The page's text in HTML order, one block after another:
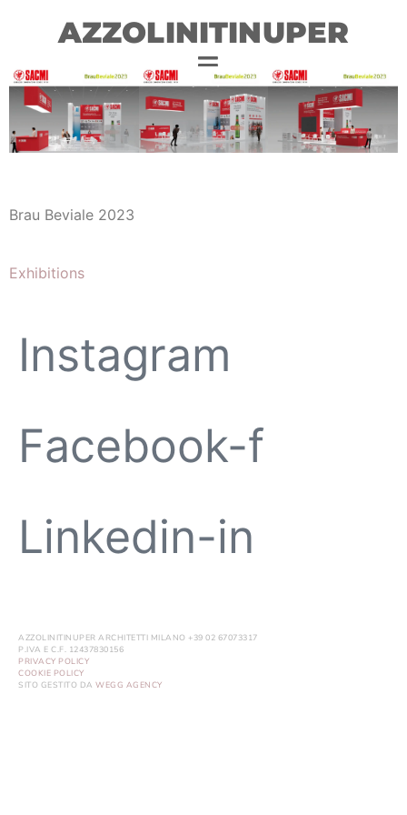
AZZOLINITINUPER
Brau Beviale 2023
Exhibitions
Instagram
Facebook-f
Linkedin-in
AZZOLINITINUPER ARCHITETTI MILANO +39 02 67073317
P.IVA E C.F. 12437830156
PRIVACY POLICY
COOKIE POLICY
SITO GESTITO DA WEGG AGENCY